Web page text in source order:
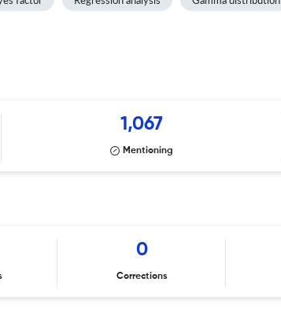
1,067
Mentioning
0
Corrections